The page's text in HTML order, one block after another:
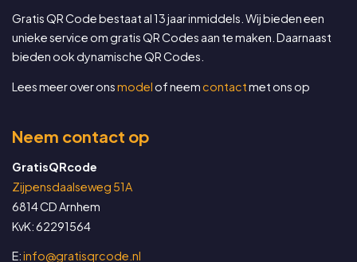
Gratis QR Code bestaat al 13 jaar inmiddels. Wij bieden een
unieke service om gratis QR Codes aan te maken. Daarnaast
bieden ook dynamische QR Codes.
Lees meer over onsmodelof neemcontactmet ons op
Neem contact op
GratisQRcode
Zijpensdaalseweg 51A
6814 CD Arnhem
KvK: 62291564
E:info@gratisqrcode.nl